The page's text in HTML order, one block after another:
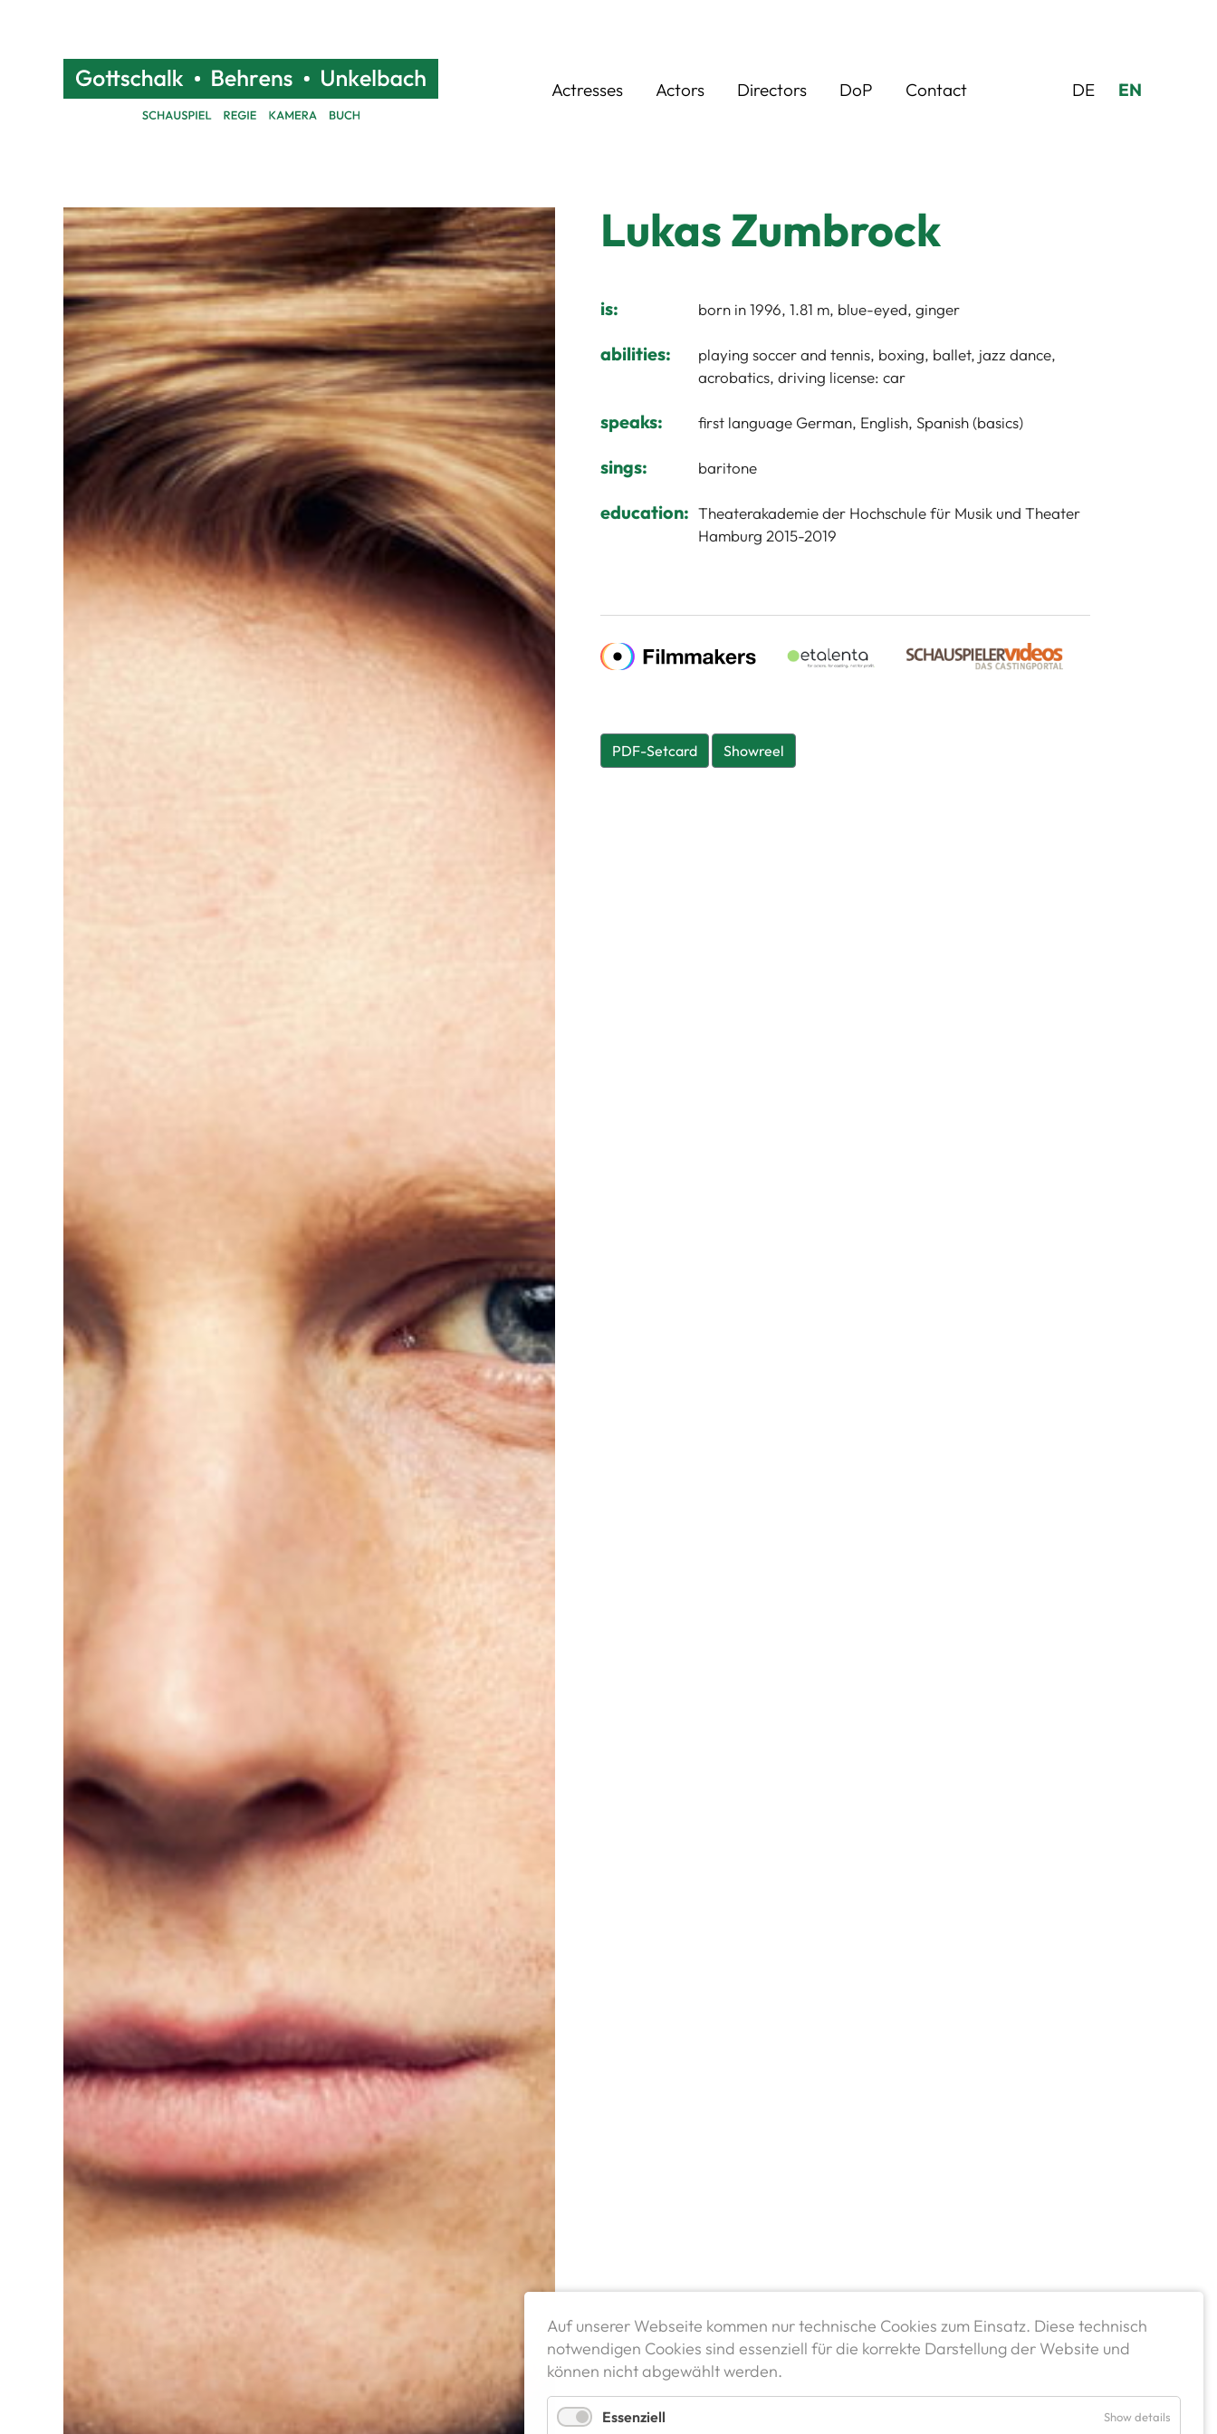
Actresses Actors Directors DoP Contact DE EN
Lukas Zumbrock
is: born in 1996, 1.81 m, blue-eyed, ginger
abilities:
playing soccer and tennis, boxing, ballet, jazz dance,
acrobatics, driving license: car
speaks: first language German, English, Spanish (basics)
sings: baritone
education: Theaterakademie der Hochschule für Musik und Theater
Hamburg 2015-2019
PDF-Setcard Showreel
Auf unserer Webseite kommen nur technische Cookies zum Einsatz. Diese technisch
notwendigen Cookies sind essenziell für die korrekte Darstellung der Website und
können nicht abgewählt werden.
Essenziell Show details